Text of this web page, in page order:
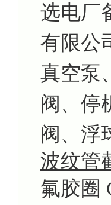
选电厂
有限公
真空泵
阀、停
阀、浮
波纹管
氟胶圈